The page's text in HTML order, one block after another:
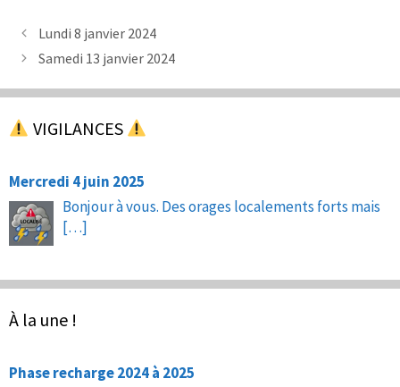
Lundi 8 janvier 2024
Samedi 13 janvier 2024
VIGILANCES
Mercredi 4 juin 2025
Bonjour à vous. Des orages localements forts mais
[…]
À la une !
Phase recharge 2024 à 2025